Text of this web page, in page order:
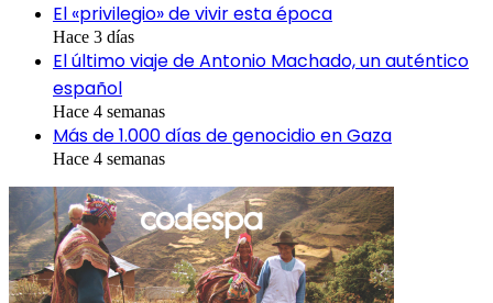
El «privilegio» de vivir esta época
Hace 3 días
El último viaje de Antonio Machado, un auténtico
español
Hace 4 semanas
Más de 1.000 días de genocidio en Gaza
Hace 4 semanas